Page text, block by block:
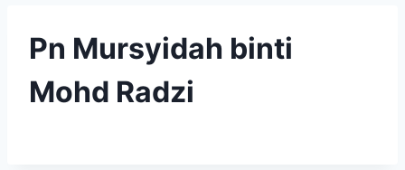
Pn Mursyidah binti
Mohd Radzi